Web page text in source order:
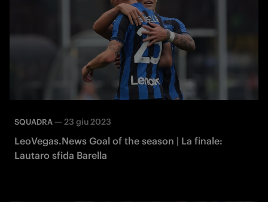
SQUADRA — 23 giu 2023
LeoVegas.News Goal of the season | La finale:
Lautaro sfida Barella